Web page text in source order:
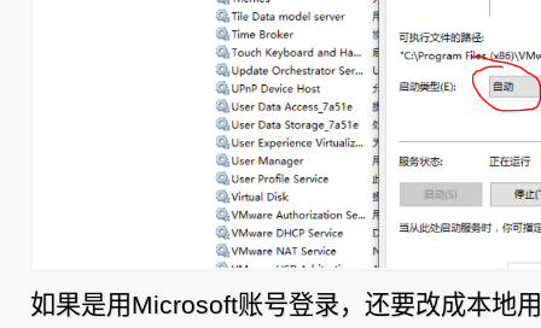
如果是用Microsoft账号登录，还要改成本地